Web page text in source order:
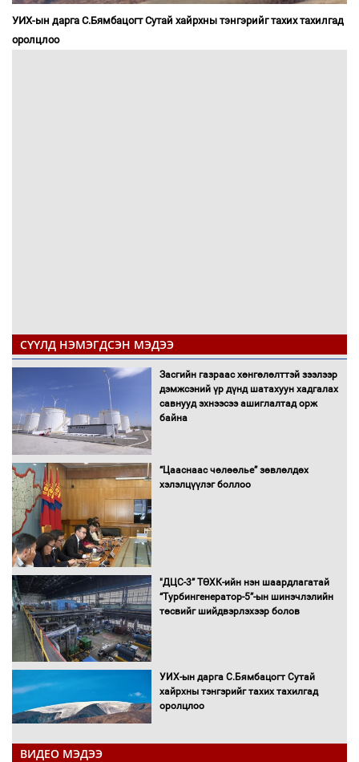
УИХ-ын дарга С.Бямбацогт Сутай хайрхны тэнгэрийг тахих тахилгад
оролцлоо
СҮҮЛД НЭМЭГДСЭН МЭДЭЭ
Засгийн газраас хөнгөлөлттэй зээлээр
дэмжсэний үр дүнд шатахуун хадгалах
савнууд эхнээсээ ашиглалтад орж
байна
“Цааснаас чөлөөлье” зөвлөлдөх
хэлэлцүүлэг боллоо
"ДЦС-3” ТӨХК-ийн нэн шаардлагатай
“Турбингенератор-5”-ын шинэчлэлийн
төсвийг шийдвэрлэхээр болов
УИХ-ын дарга С.Бямбацогт Сутай
хайрхны тэнгэрийг тахих тахилгад
оролцлоо
ВИДЕО МЭДЭЭ